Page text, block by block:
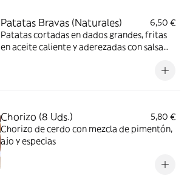
Patatas Bravas (Naturales)
6,50 €
Patatas cortadas en dados grandes, fritas
en aceite caliente y aderezadas con salsa
Chorizo (8 Uds.)
5,80 €
Chorizo de cerdo con mezcla de pimentón,
ajo y especias